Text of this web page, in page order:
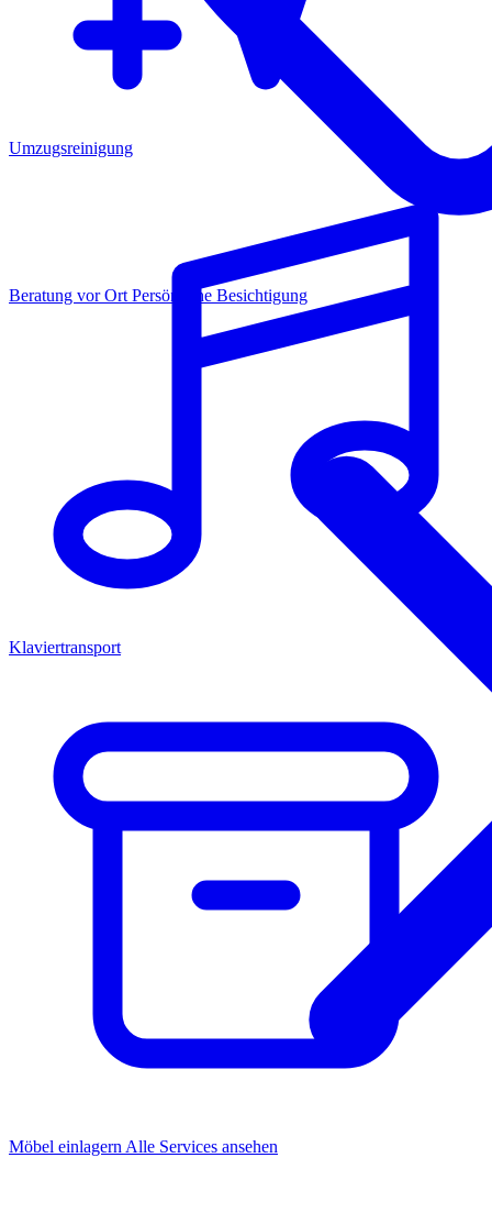
Beratung vor OrtPersönliche Besichtigung
Umzugsreinigung
Klaviertransport
Möbel einlagern Alle Services ansehen